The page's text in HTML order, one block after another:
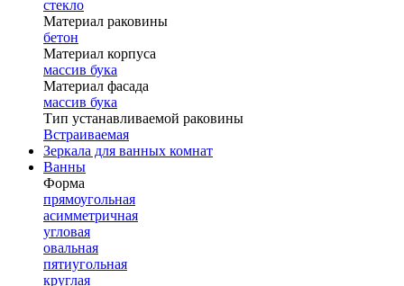
стекло
Материал раковины
бетон
Материал корпуса
массив бука
Материал фасада
массив бука
Тип устанавливаемой раковины
Встраиваемая
Зеркала для ванных комнат
Ванны
Форма
прямоугольная
асимметричная
угловая
овальная
пятиугольная
круглая